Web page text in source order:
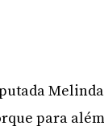
para